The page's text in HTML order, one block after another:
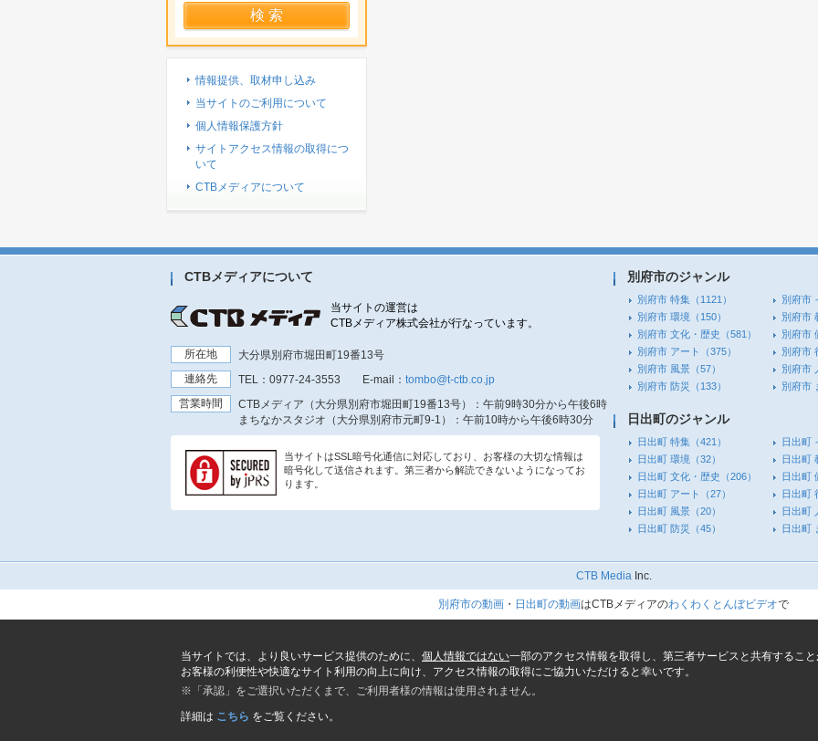
情報提供、取材申し込み
当サイトのご利用について
個人情報保護方針
サイトアクセス情報の取得につ
いて
CTBメディアについて
CTBメディアについて
当サイトの運営は
CTBメディア株式会社が行なっています。
所在地
大分県別府市堀田町19番13号
連絡先
TEL： 0977-24-3553 E-mail： tombo@t-ctb.co.jp
営業時間
CTBメディア（大分県別府市堀田町19番13号）
：午前9時30分から午後6時
まちなかスタジオ（大分県別府市元町9-1）
：午前10時から午後6時30分
当サイトはSSL暗号化通信に対応しており、お客様の大切な情報は
暗号化して送信されます。第三者から解読できないようになってお
ります。
別府市のジャンル
別府市 特集 （1121） 別府市
別府市 環境 （150） 別府市
別府市 文化・歴史 （581） 別府市
別府市 アート
（375） 別府市
別府市 風景 （57） 別府市
別府市 防災
（133） 別府市
日出町のジャンル
日出町 特集 （421） 日出町
日出町 環境 （32） 日出町
日出町 文化・歴史 （206） 日出町
日出町 アート
（27） 日出町
日出町 風景 （20） 日出町
日出町 防災
（45） 日出町
CTB MediaInc.
別府市の動画 ・ 日出町の動画はCTBメディアのわくわくとんぼビデオで
当サイトでは、より良いサービス提供のために、 個人情報ではない一部のアクセス情報を取得し、第三者サービスと共有すること
お客様の利便性や快適なサイト利用の向上に向け、アクセス情報の取得にご協力いただけると幸いです。
※「承認」をご選択いただくまで、ご利用者様の情報は使用されません。
詳細は こちら をご覧ください。